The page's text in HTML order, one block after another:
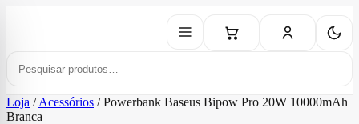
Loja / Acessórios / Powerbank Baseus Bipow Pro 20W 10000mAh
Branca